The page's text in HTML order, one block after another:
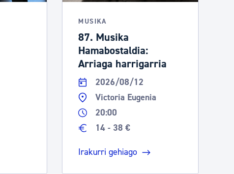
MUSIKA
87. Musika
Hamabostaldia:
Arriaga harrigarria
2026/08/12
Victoria Eugenia
20:00
14 - 38 €
Irakurri gehiago